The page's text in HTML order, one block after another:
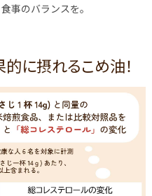
事のバランスを。
に摂れるこめ油！